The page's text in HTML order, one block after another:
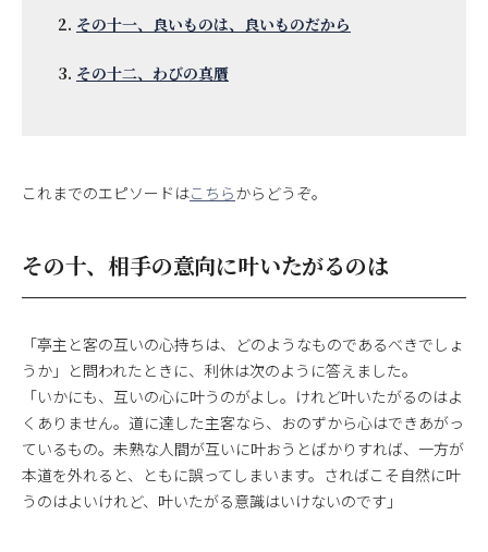
その十一、良いものは、良いものだから
その十二、わびの真贋
これまでのエピソードはこちらからどうぞ。
その十、相手の意向に叶いたがるのは
「亭主と客の互いの心持ちは、どのようなものであるべきでしょ
うか」と問われたときに、利休は次のように答えました。
「いかにも、互いの心に叶うのがよし。けれど叶いたがるのはよ
くありません。道に達した主客なら、おのずから心はできあがっ
ているもの。未熟な人間が互いに叶おうとばかりすれば、一方が
本道を外れると、ともに誤ってしまいます。さればこそ自然に叶
うのはよいけれど、叶いたがる意識はいけないのです」